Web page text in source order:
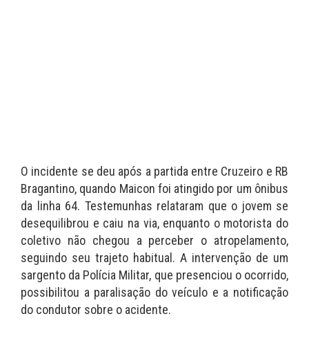
O incidente se deu após a partida entre Cruzeiro e RB
Bragantino, quando Maicon foi atingido por um ônibus
da linha 64. Testemunhas relataram que o jovem se
desequilibrou e caiu na via, enquanto o motorista do
coletivo não chegou a perceber o atropelamento,
seguindo seu trajeto habitual. A intervenção de um
sargento da Polícia Militar, que presenciou o ocorrido,
possibilitou a paralisação do veículo e a notificação
do condutor sobre o acidente.